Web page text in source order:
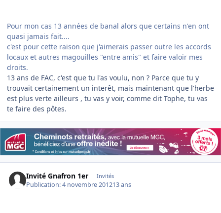
Pour mon cas 13 années de banal alors que certains n'en ont
quasi jamais fait....
c'est pour cette raison que j'aimerais passer outre les accords
locaux et autres magouilles "entre amis" et faire valoir mes
droits.
13 ans de FAC, c'est que tu l'as voulu, non ? Parce que tu y
trouvait certainement un interêt, mais maintenant que l'herbe
est plus verte ailleurs , tu vas y voir, comme dit Tophe, tu vas
te faire des pôtes.
Invité Gnafron 1er Invités
Publication:4 novembre 201213 ans